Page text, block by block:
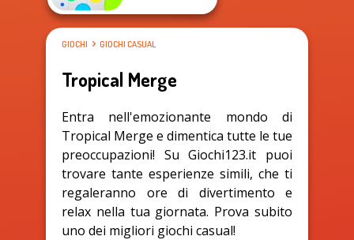
GIOCHI GIOCHI CASUAL
Tropical Merge
Entra nell'emozionante mondo di
Tropical Merge e dimentica tutte le tue
preoccupazioni! Su Giochi123.it puoi
trovare tante esperienze simili, che ti
regaleranno ore di divertimento e
relax nella tua giornata. Prova subito
uno dei migliori giochi casual!